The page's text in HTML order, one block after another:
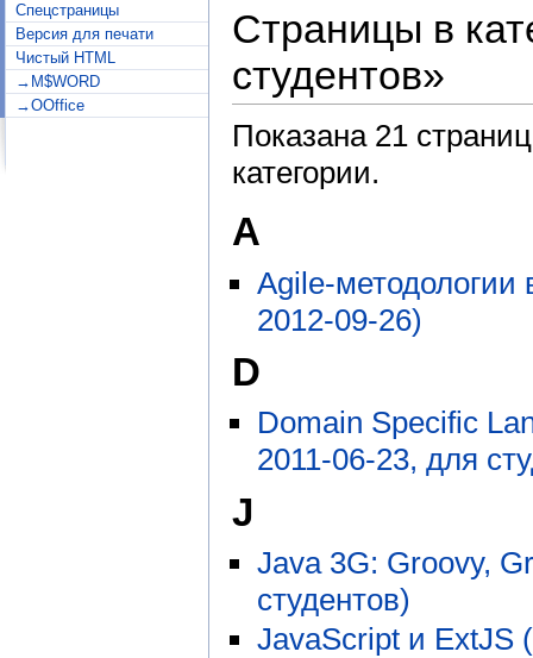
Спецстраницы
Версия для печати
Чистый HTML
→M$WORD
→OOffice
Страницы в
студентов»
Показана 21
категории.
A
Agile-методологии
2012-09-26)
D
Domain Specific
2011-06-23, для
J
Java 3G: Groovy,
студентов)
JavaScript и ExtJS